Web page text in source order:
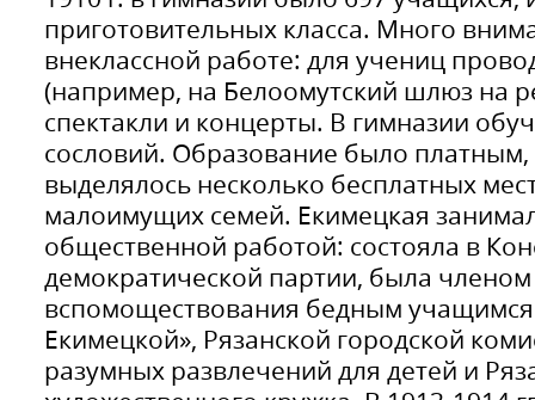
приготовительных класса. Много
внеклассной работе: для учениц
(например, на Белоомутский шлюз на
спектакли и концерты. В гимназии
сословий. Образование было платным,
выделялось несколько бесплатных
малоимущих семей. Екимецкая
общественной работой: состояла в
демократической партии, была
вспомоществования бедным
Екимецкой», Рязанской городской
разумных развлечений для детей и